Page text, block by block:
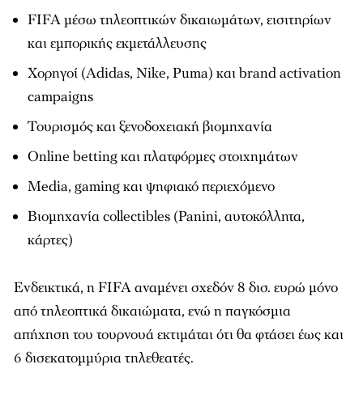
FIFA μέσω τηλεοπτικών δικαιωμάτων, εισιτηρίων
και εμπορικής εκμετάλλευσης
Χορηγοί (Adidas, Nike, Puma) και brand activation
campaigns
Τουρισμός και ξενοδοχειακή βιομηχανία
Online betting και πλατφόρμες στοιχημάτων
Media, gaming και ψηφιακό περιεχόμενο
Βιομηχανία collectibles (Panini, αυτοκόλλητα,
κάρτες)
Ενδεικτικά, η FIFA αναμένει σχεδόν 8 δισ. ευρώ μόνο
από τηλεοπτικά δικαιώματα, ενώ η παγκόσμια
απήχηση του τουρνουά εκτιμάται ότι θα φτάσει έως και
6 δισεκατομμύρια τηλεθεατές.